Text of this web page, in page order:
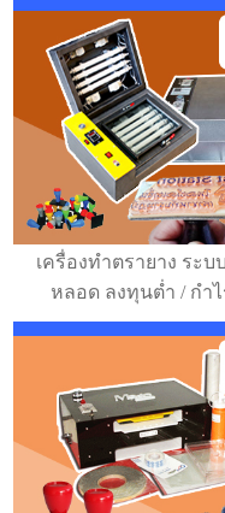
เครื่องทำตรายาง ระ
หลอด ลงทุนต่ำ / กำ